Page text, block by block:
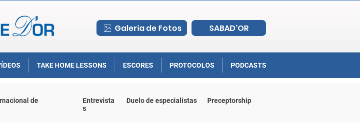
Galeria de Fotos SABAD'OR
TAKE HOME LESSONS ESCORES PROTOCOLOS PODCASTS
de
Entrevista
s
Duelo de especialistas Preceptorship